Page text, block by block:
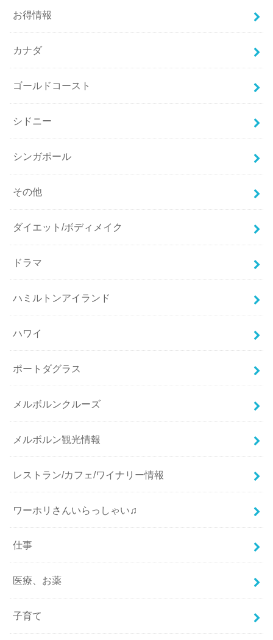
お得情報
カナダ
ゴールドコースト
シドニー
シンガポール
その他
ダイエット/ボディメイク
ドラマ
ハミルトンアイランド
ハワイ
ポートダグラス
メルボルンクルーズ
メルボルン観光情報
レストラン/カフェ/ワイナリー情報
ワーホリさんいらっしゃい♫
仕事
医療、お薬
子育て